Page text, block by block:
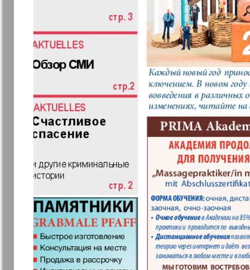
Вечерняя газета
Вечное
сокровище
Германия плюс Диалог
Еврейская газета
Еврейская
панорама
Закон и люди
Зарубежные
записки
Изюм iDEAL
Клан КП в Европе